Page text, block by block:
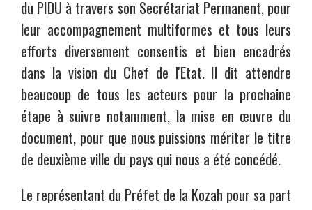
du PIDU à travers son Secrétariat Permanent, pour
leur accompagnement multiformes et tous leurs
efforts diversement consentis et bien encadrés
dans la vision du Chef de l'Etat. Il dit attendre
beaucoup de tous les acteurs pour la prochaine
étape à suivre notamment, la mise en œuvre du
document, pour que nous puissions mériter le titre
de deuxième ville du pays qui nous a été concédé.
Le représentant du Préfet de la Kozah pour sa part